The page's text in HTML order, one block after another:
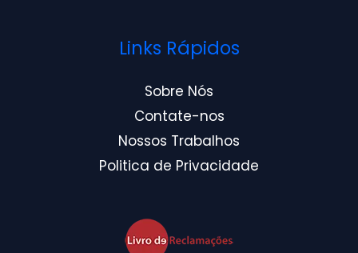
Links Rápidos
Sobre Nós
Contate-nos
Nossos Trabalhos
Politica de Privacidade